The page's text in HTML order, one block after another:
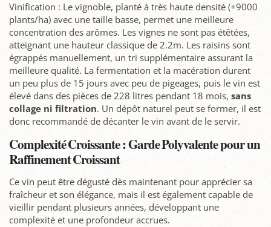
Vinification : Le vignoble, planté à très haute densité (+9000
plants/ha) avec une taille basse, permet une meilleure
concentration des arômes. Les vignes ne sont pas étêtées,
atteignant une hauteur classique de 2.2m. Les raisins sont
égrappés manuellement, un tri supplémentaire assurant la
meilleure qualité. La fermentation et la macération durent
un peu plus de 15 jours avec peu de pigeages, puis le vin est
élevé dans des pièces de 228 litres pendant 18 mois, sans
collage ni filtration. Un dépôt naturel peut se former, il est
donc recommandé de décanter le vin avant de le servir.
Complexité Croissante : Garde Polyvalente pour un
Raffinement Croissant
Ce vin peut être dégusté dès maintenant pour apprécier sa
fraîcheur et son élégance, mais il est également capable de
vieillir pendant plusieurs années, développant une
complexité et une profondeur accrues.